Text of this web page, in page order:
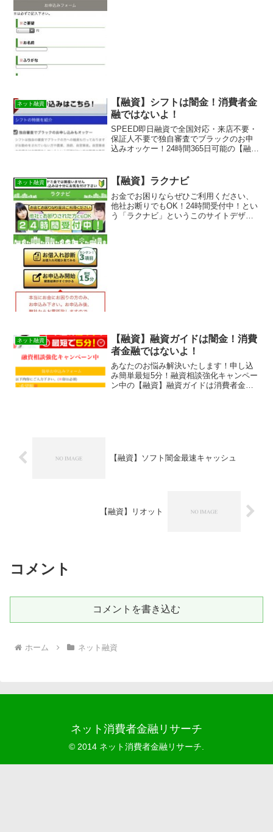
ネット融資
【融資】シフトは闇金！消費者金
融ではないよ！
SPEED即日融資で全国対応・来店不要・
保証人不要で独自審査でブラックのお申
込みオッケー！24時間365日可能の【融
SMSメールでお金を貸してもらえる消費
者金融などの貸...
ネット融資 【融資】ラクナビ
お金でお困りならぜひご利用ください、
他社お断りでもOK！24時間受付中！とい
う「ラクナビ」というこのサイトデザイ
ネット融資
【融資】融資ガイドは闇金！消費
者金融ではないよ！
あなたのお悩み解決いたします！申し込
み簡単最短5分！融資相談強化キャンペー
ン中の【融資】融資ガイドは消費者金融
【融資】ソフト闇金最速キャッシュ
【融資】リオット
コメント
コメントを書き込む
ホーム ネット融資
ネット消費者金融リサーチ
© 2014 ネット消費者金融リサーチ.